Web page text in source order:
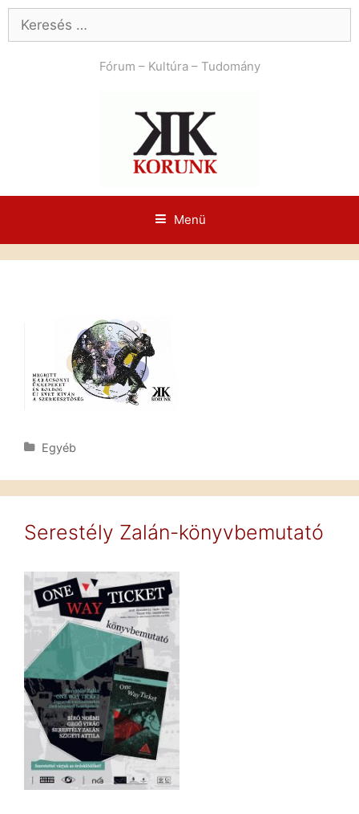
Kilépés
Keresés:
Fórum – Kultúra – Tudomány
Menü
Kategória
Egyéb
Serestély Zalán-könyvbemutató